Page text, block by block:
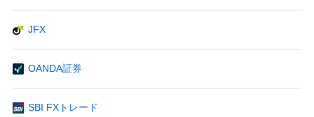
JFX
OANDA証券
SBI FXトレード